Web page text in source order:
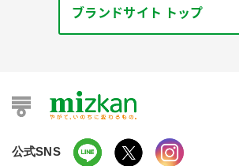
ブランドサイト トップ
公式SNS